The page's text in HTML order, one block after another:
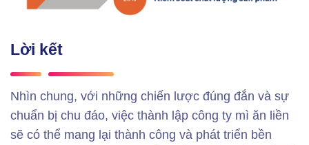
Lời kết
Nhìn chung, với những chiến lược đúng đắn và sự
chuẩn bị chu đáo, việc thành lập công ty mì ăn liền
sẽ có thể mang lại thành công và phát triển bền